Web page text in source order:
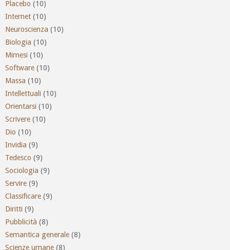
Placebo (10)
Internet (10)
Neuroscienza (10)
Biologia (10)
Mimesi (10)
Software (10)
Massa (10)
Intellettuali (10)
Orientarsi (10)
Scrivere (10)
Dio (10)
Invidia (9)
Tedesco (9)
Sociologia (9)
Servire (9)
Classificare (9)
Diritti (9)
Pubblicità (8)
Semantica generale (8)
Scienze umane (8)